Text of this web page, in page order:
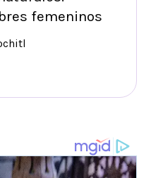
femeninos